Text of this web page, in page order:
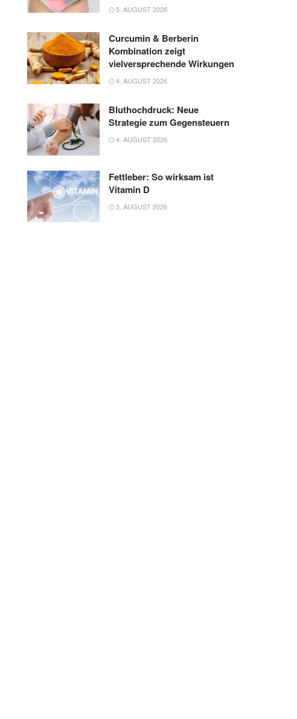
5. AUGUST 2026
Curcumin & Berberin
Kombination zeigt
vielversprechende Wirkungen
4. AUGUST 2026
Bluthochdruck: Neue
Strategie zum Gegensteuern
4. AUGUST 2026
Fettleber: So wirksam ist
Vitamin D
3. AUGUST 2026